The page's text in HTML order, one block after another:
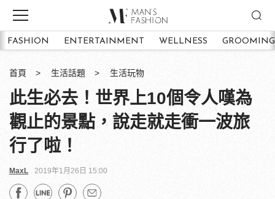
FASHION ENTERTAINMENT WELLNESS GROOMING
首頁 生活話題 生活玩物
此生必去！世界上10個令人嘆為
觀止的景點，說走就走衝一波旅
行了啦！
MaxL 2019年1月26日 15:00